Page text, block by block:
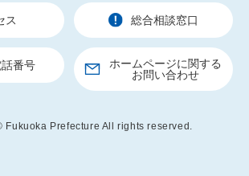
ス 総合相談窓口
番号
ホームページに関する
お問い合わせ
Fukuoka Prefecture All rights reserved.